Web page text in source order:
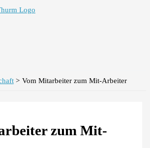
Vom Mitarbeiter zum Mit-Arbeiter
zum Mit-